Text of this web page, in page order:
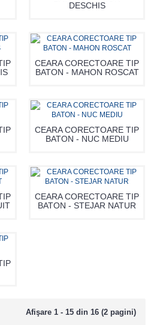
DESCHIS
CEARA CORECTOARE TIP
BATON - MAHON ROSCAT
CEARA CORECTOARE TIP
BATON - NUC MEDIU
CEARA CORECTOARE TIP
BATON - STEJAR NATUR
Afişare 1 - 15 din 16 (2 pagini)